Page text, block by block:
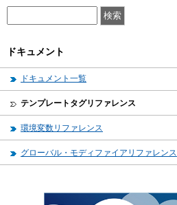
ドキュメント
ドキュメント一覧
テンプレートタグリファレンス
環境変数リファレンス
グローバル・モディファイアリファレンス